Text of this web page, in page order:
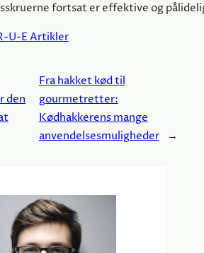
fortsat er effektive og
U-E Artikler
den
Fra hakket kød til
gourmetretter:
Kødhakkerens mange
anvendelsesmuligheder
→